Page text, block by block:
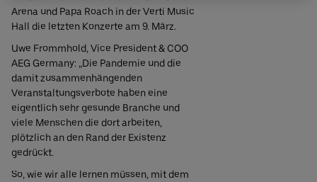
Arena und Papa Roach in der Verti Music
Hall die letzten Konzerte am 9. März.
Uwe Frommhold, Vice President & COO
AEG Germany: „Die Pandemie und die
damit zusammenhängenden
Veranstaltungsverbote haben eine
eigentlich sehr gesunde Branche und
viele Menschen die dort arbeiten,
plötzlich an den Rand der Existenz
gedrückt.
So, wie wir alle lernen müssen, mit dem